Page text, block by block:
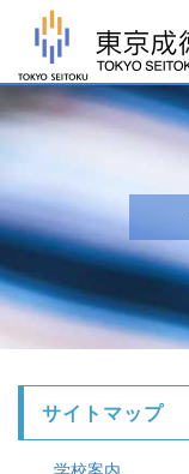
サイトマップ